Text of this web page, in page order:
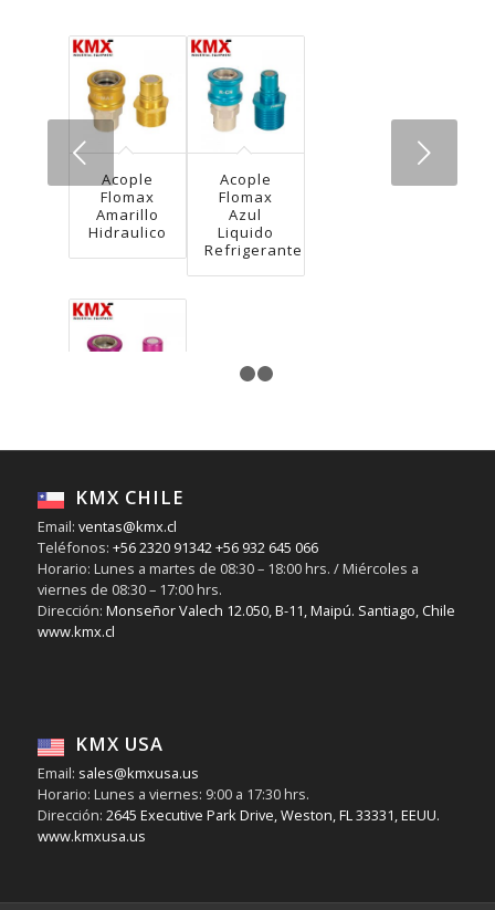
Acople
Flomax
Amarillo
Hidraulico
Acople
Flomax
Azul
Liquido
Refrigerante
Aceite
Next
KMX CHILE
Email: ventas@kmx.cl
Teléfonos: +56 2320 91342+56 932 645 066
Horario: Lunes a martes de 08:30 – 18:00 hrs. / Miércoles a
viernes de 08:30 – 17:00 hrs.
Dirección: Monseñor Valech 12.050, B-11, Maipú. Santiago, Chile
www.kmx.cl
KMX USA
Email: sales@kmxusa.us
Horario: Lunes a viernes: 9:00 a 17:30 hrs.
Dirección: 2645 Executive Park Drive, Weston, FL 33331, EEUU.
www.kmxusa.us